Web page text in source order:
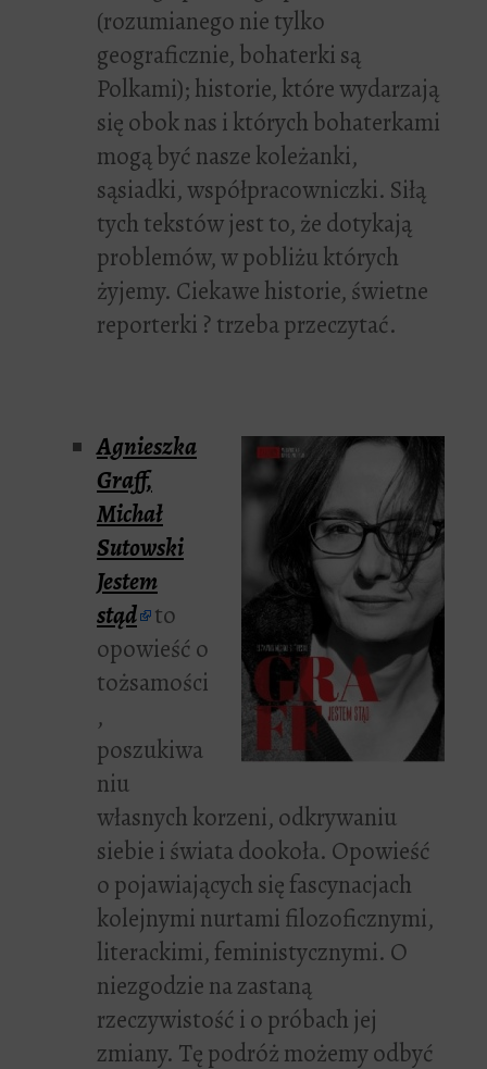
(rozumianego nie tylko
geograficznie, bohaterki są
Polkami); historie, które wydarzają
się obok nas i których bohaterkami
mogą być nasze koleżanki,
sąsiadki, współpracowniczki. Siłą
tych tekstów jest to, że dotykają
problemów, w pobliżu których
żyjemy. Ciekawe historie, świetne
reporterki ? trzeba przeczytać.
Agnieszka
Graff,
Michał
Sutowski
Jestem
stąd to
opowieść o
tożsamości
,
poszukiwa
niu
własnych korzeni, odkrywaniu
siebie i świata dookoła. Opowieść
o pojawiających się fascynacjach
kolejnymi nurtami filozoficznymi,
literackimi, feministycznymi. O
niezgodzie na zastaną
rzeczywistość i o próbach jej
zmiany. Tę podróż możemy odbyć